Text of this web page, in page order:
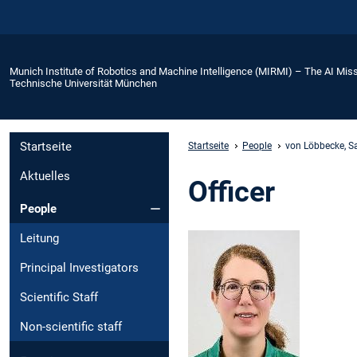
Munich Institute of Robotics and Machine Intelligence (MIRMI) – The AI
Technische Universität München
Startseite
Aktuelles
People
Leitung
Principal Investigators
Scientific Staff
Non-scientific staff
Startseite People von Löbbecke,
Officer